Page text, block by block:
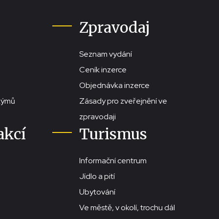
Zpravodaj
Seznam vydání
Ceník inzerce
Objednávka inzerce
Zásady pro zveřejnění ve
zpravodaji
Turismus
Informační centrum
Jídlo a pití
Ubytování
Ve městě, v okolí, trochu dál